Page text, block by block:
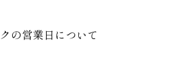
の営業日について